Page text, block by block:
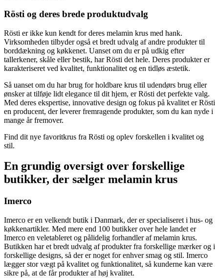
Rösti og deres brede produktudvalg
Rösti er ikke kun kendt for deres melamin krus med hank.
Virksomheden tilbyder også et bredt udvalg af andre produkter til
borddækning og køkkenet. Uanset om du er på udkig efter
tallerkener, skåle eller bestik, har Rösti det hele. Deres produkter er
karakteriseret ved kvalitet, funktionalitet og en tidløs æstetik.
Så uanset om du har brug for holdbare krus til udendørs brug eller
ønsker at tilføje lidt elegance til dit hjem, er Rösti det perfekte valg.
Med deres ekspertise, innovative design og fokus på kvalitet er Rösti
en producent, der leverer fremragende produkter, som du kan nyde i
mange år fremover.
Find dit nye favoritkrus fra Rösti og oplev forskellen i kvalitet og
stil.
En grundig oversigt over forskellige
butikker, der sælger melamin krus
Imerco
Imerco er en velkendt butik i Danmark, der er specialiseret i hus- og
køkkenartikler. Med mere end 100 butikker over hele landet er
Imerco en veletableret og pålidelig forhandler af melamin krus.
Butikken har et bredt udvalg af produkter fra forskellige mærker og i
forskellige designs, så der er noget for enhver smag og stil. Imerco
lægger stor vægt på kvalitet og funktionalitet, så kunderne kan være
sikre på, at de får produkter af høj kvalitet.